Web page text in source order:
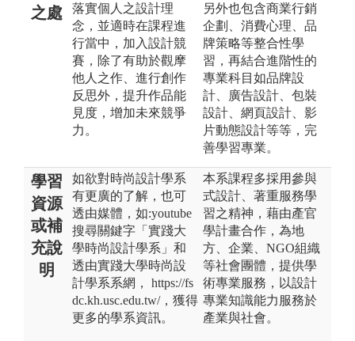
之處
落實個人之設計理
念，並適時在課程進
行當中，加入設計競
賽，除了有助於觀摩
他人之作、進行創作
反思外，提升作品能
見度，增加未來競爭
力。
另外也包含商業行銷
企劃、消費心理、品
牌策略等整合性學
習，再結合進階性的
專業科目如品牌設
計、廣告設計、包裝
設計、網頁設計、影
片動態設計等等，完
善學習專業。
學習
資源
或補
充說
明
如欲對時尚設計學系
有更廣的了解，也可
透由媒體，如:youtube
搜尋關鍵字「實踐大
學時尚設計學系」和
透由實踐大學時尚設
計學系系網， https://fs
dc.kh.usc.edu.tw/，獲得
更多的學系資訊。
本系課程多採用參與
式設計、著重服務學
習之精神，藉由產官
學計畫合作，為地
方、企業、NGO組織
等社會團體，提供學
術專業服務，以設計
專業知識能力服務於
產業與社會。